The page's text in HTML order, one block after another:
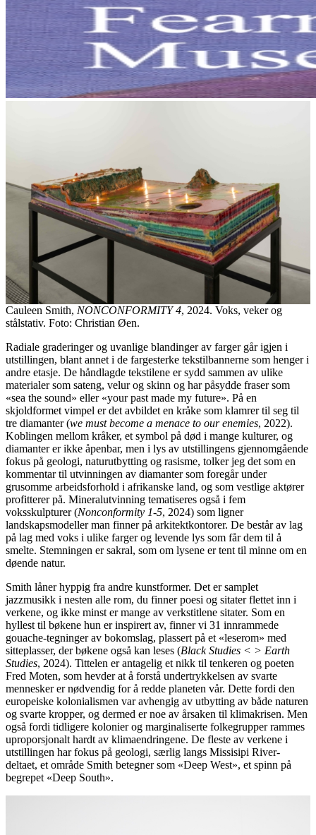
Cauleen Smith, NONCONFORMITY 4, 2024. Voks, veker og
stålstativ. Foto: Christian Øen.
Radiale graderinger og uvanlige blandinger av farger går igjen i
utstillingen, blant annet i de fargesterke tekstilbannerne som henger i
andre etasje. De håndlagde tekstilene er sydd sammen av ulike
materialer som sateng, velur og skinn og har påsydde fraser som
«sea the sound» eller «your past made my future». På en
skjoldformet vimpel er det avbildet en kråke som klamrer til seg til
tre diamanter (we must become a menace to our enemies, 2022).
Koblingen mellom kråker, et symbol på død i mange kulturer, og
diamanter er ikke åpenbar, men i lys av utstillingens gjennomgående
fokus på geologi, naturutbytting og rasisme, tolker jeg det som en
kommentar til utvinningen av diamanter som foregår under
grusomme arbeidsforhold i afrikanske land, og som vestlige aktører
profitterer på. Mineralutvinning tematiseres også i fem
voksskulpturer (Nonconformity 1-5, 2024) som ligner
landskapsmodeller man finner på arkitektkontorer. De består av lag
på lag med voks i ulike farger og levende lys som får dem til å
smelte. Stemningen er sakral, som om lysene er tent til minne om en
døende natur.
Smith låner hyppig fra andre kunstformer. Det er samplet
jazzmusikk i nesten alle rom, du finner poesi og sitater flettet inn i
verkene, og ikke minst er mange av verkstitlene sitater. Som en
hyllest til bøkene hun er inspirert av, finner vi 31 innrammede
gouache-tegninger av bokomslag, plassert på et «leserom» med
sitteplasser, der bøkene også kan leses (Black Studies < > Earth
Studies, 2024). Tittelen er antagelig et nikk til tenkeren og poeten
Fred Moten, som hevder at å forstå undertrykkelsen av svarte
mennesker er nødvendig for å redde planeten vår. Dette fordi den
europeiske kolonialismen var avhengig av utbytting av både naturen
og svarte kropper, og dermed er noe av årsaken til klimakrisen. Men
også fordi tidligere kolonier og marginaliserte folkegrupper rammes
uproporsjonalt hardt av klimaendringene. De fleste av verkene i
utstillingen har fokus på geologi, særlig langs Missisipi River-
deltaet, et område Smith betegner som «Deep West», et spinn på
begrepet «Deep South».